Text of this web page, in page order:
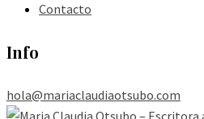
Contacto
Info
hola@mariaclaudiaotsubo.com